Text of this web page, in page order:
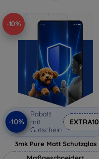
-10%
-10%
Rabatt
mit
Gutschein
EXTRA10
3mk Pure Matt Schutzglas